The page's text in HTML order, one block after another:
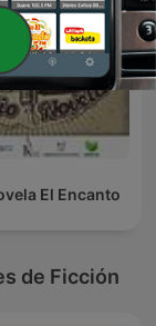
El Encanto
de Ficción